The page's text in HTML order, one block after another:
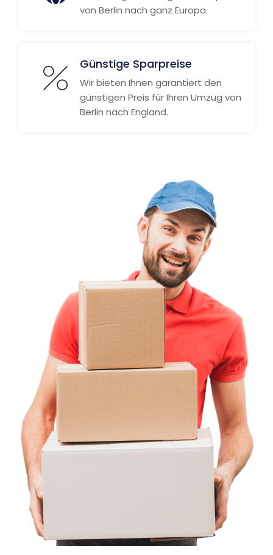
von Berlin nach ganz Europa.
Günstige Sparpreise
Wir bieten Ihnen garantiert den
günstigen Preis für Ihren Umzug von
Berlin nach England.